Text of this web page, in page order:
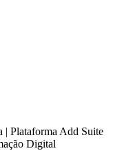
| Plataforma Add Suite
Digital